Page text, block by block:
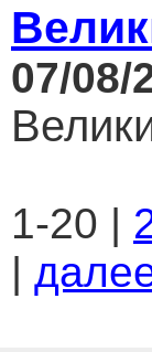
07/08/
1-20 |
|